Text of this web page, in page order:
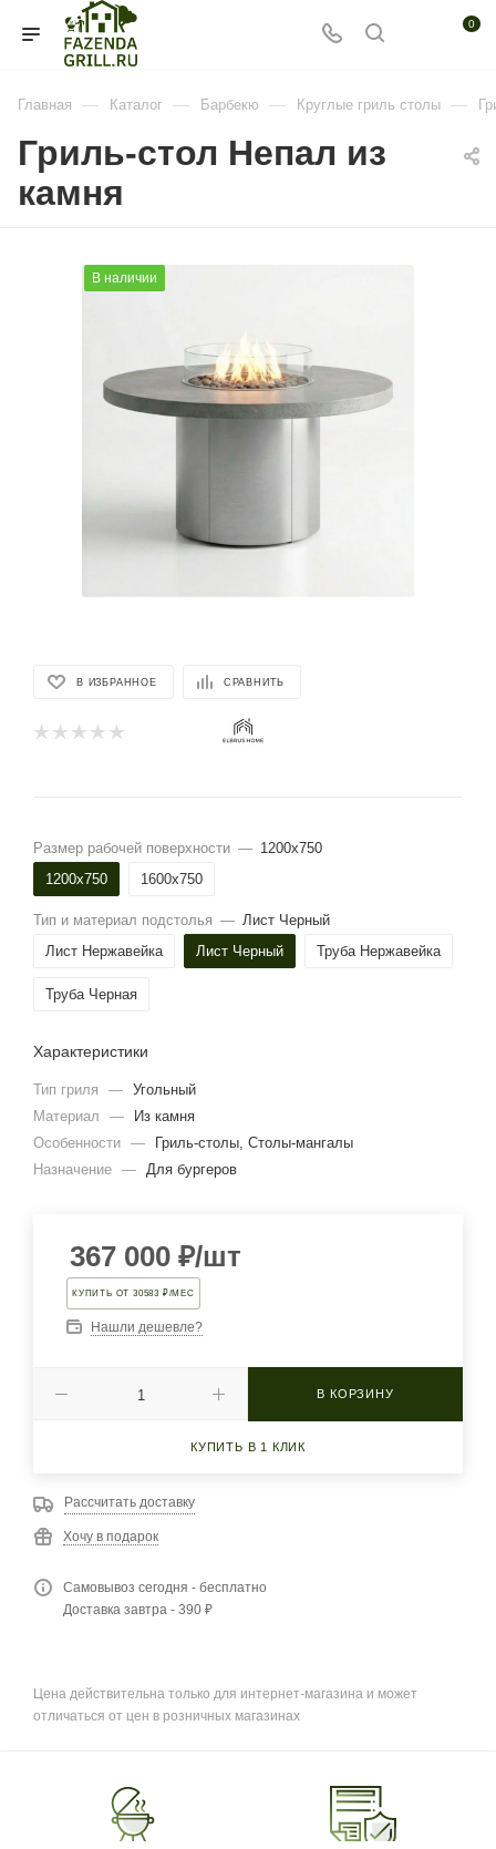
0
Главная — Каталог — Барбекю — Круглые гриль столы —
Гриль-стол Непал из
камня
В наличии
В ИЗБРАННОЕ СРАВНИТЬ
Размер рабочей поверхности — 1200х750
1200х750
1600х750
Тип и материал подстолья — Лист Черный
Лист Нержавейка
Лист Черный Труба Нержавейка
Труба Черная
Характеристики
Тип гриля — Угольный
Материал
—
Из камня
Особенности —
Гриль-столы, Столы-мангалы
Назначение — Для бургеров
367 000 ₽/шт
КУПИТЬ ОТ 30583 ₽/МЕС
Нашли дешевле?
В КОРЗИНУ
КУПИТЬ В 1 КЛИК
Рассчитать доставку
Хочу в подарок
Самовывоз сегодня - бесплатно
Доставка завтра - 390 ₽
Цена действительна только для интернет-магазина и может
отличаться от цен в розничных магазинах